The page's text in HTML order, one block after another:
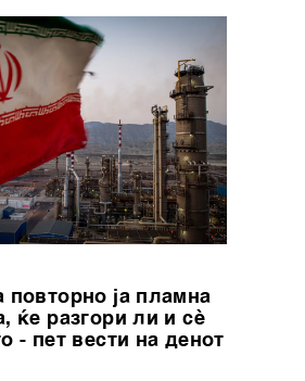
повторно ја пламна
ќе разгори ли и сè
- пет вести на денот